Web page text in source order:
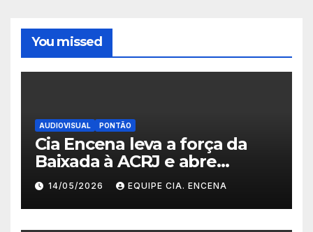
You missed
AUDIOVISUAL PONTÃO
Cia Encena leva a força da
Baixada à ACRJ e abre
inscrições para a 2ª turma do
Fazendo Meu Primeiro Filme”
em Nova Iguaçu
14/05/2026 EQUIPE CIA. ENCENA